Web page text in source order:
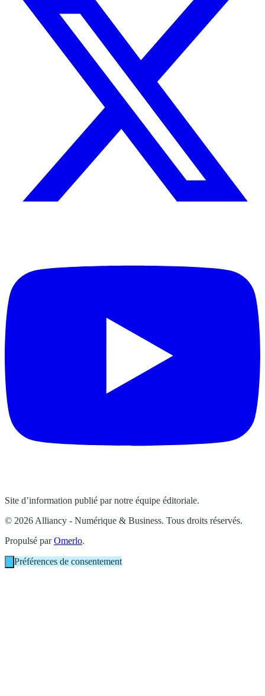
Site d’information publié par notre équipe éditoriale.
© 2026 Alliancy - Numérique & Business. Tous droits réservés.
Propulsé parOmerlo.
Préférences de consentement